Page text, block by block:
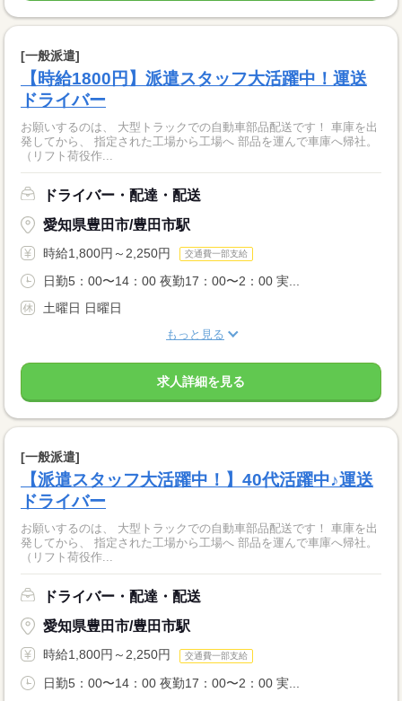
[一般派遣]
【時給1800円】派遣スタッフ大活躍中！運送
ドライバー
お願いするのは、 大型トラックでの自動車部品配送です！ 車庫を出
発してから、 指定された工場から工場へ 部品を運んで車庫へ帰社。
（リフト荷役作...
ドライバー・配達・配送
愛知県豊田市/豊田市駅
時給1,800円～2,250円 交通費一部支給
日勤5：00〜14：00 夜勤17：00〜2：00 実...
土曜日 日曜日
もっと見る
求人詳細を見る
[一般派遣]
【派遣スタッフ大活躍中！】40代活躍中♪運送
ドライバー
お願いするのは、 大型トラックでの自動車部品配送です！ 車庫を出
発してから、 指定された工場から工場へ 部品を運んで車庫へ帰社。
（リフト荷役作...
ドライバー・配達・配送
愛知県豊田市/豊田市駅
時給1,800円～2,250円 交通費一部支給
日勤5：00〜14：00 夜勤17：00〜2：00 実...